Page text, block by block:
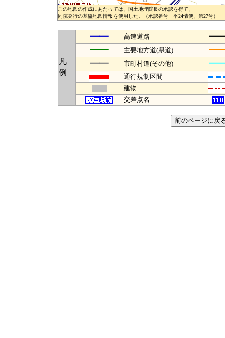
この地図の作成にあたっては、国土地理院長の承認を得て、
同院発行の基盤地図情報を使用した。（承認番号 平24情使、第27号）
凡
例
━━ 高速道路
━━
主要地方道(県道)
━━
市町村道(その他)
通行規制区間
建物
交差点名